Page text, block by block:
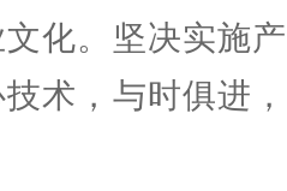
化。坚决实施
术，与时俱进